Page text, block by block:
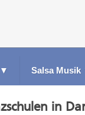
▼ Salsa Musik
in